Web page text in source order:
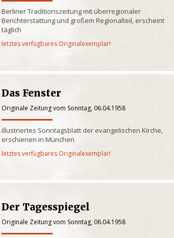
Berliner Traditionszeitung mit überregionaler
Berichterstattung und großem Regionalteil, erscheint
täglich
letztes verfügbares Originalexemplar!
Das Fenster
Originale Zeitung vom Sonntag, 06.04.1958
illustriertes Sonntagsblatt der evangelischen Kirche,
erschienen in München
letztes verfügbares Originalexemplar!
Der Tagesspiegel
Originale Zeitung vom Sonntag, 06.04.1958